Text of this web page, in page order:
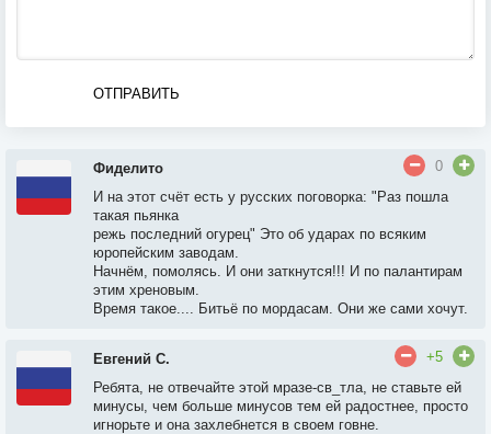
ОТПРАВИТЬ
Фиделито
0
И на этот счёт есть у русских поговорка: "Раз пошла
такая пьянка
режь последний огурец" Это об ударах по всяким
юропейским заводам.
Начнём, помолясь. И они заткнутся!!! И по палантирам
этим хреновым.
Время такое.... Битьё по мордасам. Они же сами хочут.
Евгений С.
+5
Ребята, не отвечайте этой мразе-св_тла, не ставьте ей
минусы, чем больше минусов тем ей радостнее, просто
игнорьте и она захлебнется в своем говне.